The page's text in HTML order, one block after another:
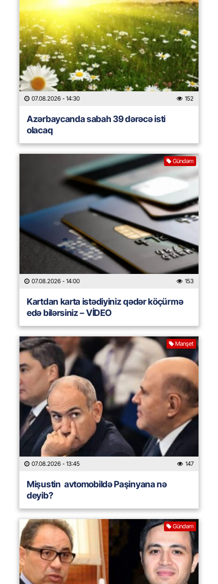
07.08.2026 - 14:30 152
Azərbaycanda sabah 39 dərəcə isti
olacaq
Gündəm
07.08.2026 - 14:00 153
Kartdan karta istədiyiniz qədər köçürmə
edə bilərsiniz – VİDEO
Manşet
07.08.2026 - 13:45 147
Mişustin avtomobildə Paşinyana nə
deyib?
Gündəm